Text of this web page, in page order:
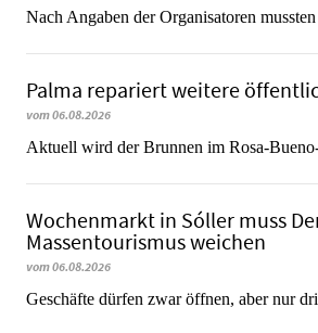
Nach Angaben der Organisatoren
Palma repariert weitere
vom 06.08.2026
Aktuell wird der Brunnen im Rosa-
Wochenmarkt in Sóller muss
Massentourismus weichen
vom 06.08.2026
Geschäfte dürfen zwar öffnen, aber nur